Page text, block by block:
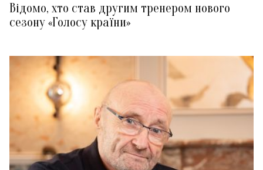
Відомо, хто став другим тренером нового
сезону «Голосу країни»